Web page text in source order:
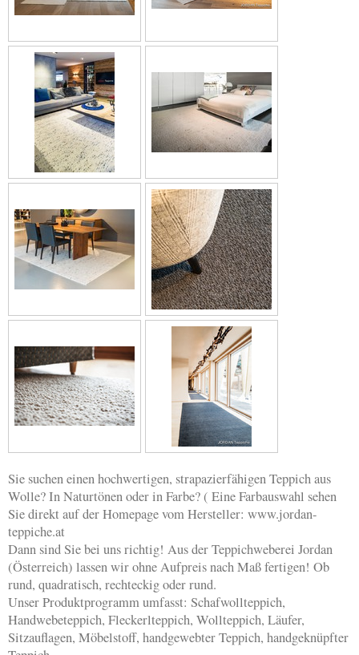
Sie suchen einen hochwertigen, strapazierfähigen Teppich aus
Wolle? In Naturtönen oder in Farbe? ( Eine Farbauswahl sehen
Sie direkt auf der Homepage vom Hersteller: www.jordan-
teppiche.at
Dann sind Sie bei uns richtig! Aus der Teppichweberei Jordan
(Österreich) lassen wir ohne Aufpreis nach Maß fertigen! Ob
rund, quadratisch, rechteckig oder rund.
Unser Produktprogramm umfasst: Schafwollteppich,
Handwebeteppich, Fleckerlteppich, Wollteppich, Läufer,
Sitzauflagen, Möbelstoff, handgewebter Teppich, handgeknüpfter